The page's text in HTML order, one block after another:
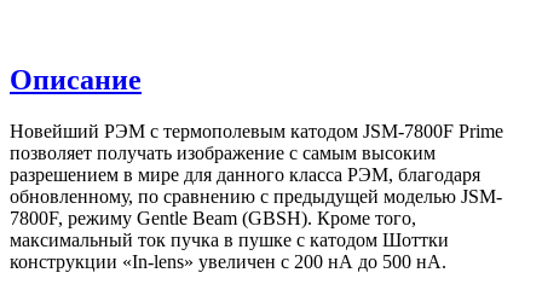
Описание
Новейший РЭМ с термополевым катодом JSM-7800F Prime
позволяет получать изображение с самым высоким
разрешением в мире для данного класса РЭМ, благодаря
обновленному, по сравнению с предыдущей моделью JSM-
7800F, режиму Gentle Beam (GBSH). Кроме того,
максимальный ток пучка в пушке с катодом Шоттки
конструкции «In-lens» увеличен с 200 нА до 500 нА.